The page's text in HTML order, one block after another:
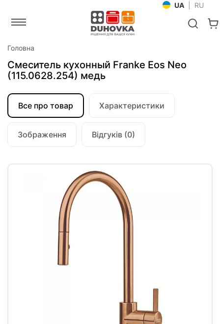
UA RU
Головна
Смеситель кухонный Franke Eos Neo
(115.0628.254) медь
Все про товар Характеристики
Зображення Відгуків (0)